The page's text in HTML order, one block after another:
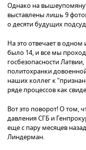
Однако на
выставлены лишь 9
о десяти будущих
На это отвечает в
было 14, и все мы
госбезопасности
политохранки
наших коллег к
ряде процессов как
Вот это поворот! О том,
давления СГБ и
еще с пару месяцев
Линдерман.